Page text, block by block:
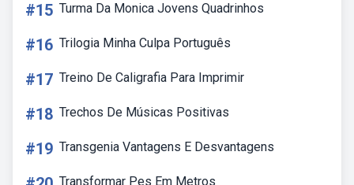
#15 Turma Da Monica Jovens Quadrinhos
#16 Trilogia Minha Culpa Português
#17 Treino De Caligrafia Para Imprimir
#18 Trechos De Músicas Positivas
#19 Transgenia Vantagens E Desvantagens
Transformar Pes Em Metros